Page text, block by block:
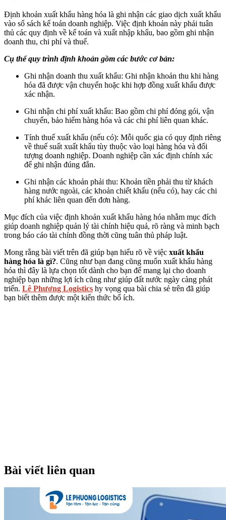
Định khoản xuất khẩu hàng hóa là ghi nhận các giao dịch xuất khẩu
vào sổ sách kế toán doanh nghiệp. Việc định khoản này phải tuân
thủ các quy định về kế toán và xuất nhập khẩu, bao gồm ghi nhận
doanh thu, chi phí và thuế.
Cụ thể quy trình định khoản gồm các bước cơ bản:
Ghi nhận doanh thu xuất khẩu: Ghi nhận khoản thu khi hàng
hóa đã được vận chuyển hoặc khi hợp đồng xuất khẩu được
xác nhận.
Ghi nhận chi phí xuất khẩu: Bao gồm chi phí đóng gói, vận
chuyển, bảo hiểm hàng hóa và các chi phí liên quan khác.
Tính thuế xuất khẩu (nếu có): Mỗi quốc gia có quy định riêng
về thuế suất xuất khẩu tùy thuộc vào loại hàng hóa và đối
tượng doanh nghiệp. Doanh nghiệp cần xác định chính xác
để ghi nhận đúng đắn.
Ghi nhận các khoản phải thu: Khoản tiền phải thu từ khách
hàng nước ngoài, các khoản chiết khấu (nếu có), hay các chi
phí khác liên quan đến đơn hàng.
Mục đích của việc định khoản xuất khẩu hàng hóa nhằm mục đích
giúp doanh nghiệp quản lý tài chính hiệu quả, rõ ràng và minh bạch
trong báo cáo tài chính đồng thời cũng tuân thủ pháp luật.
Mong rằng bài viết trên đã giúp bạn hiểu rõ về việc xuất khẩu
hàng hóa là gì?. Cũng như bạn đang cũng muốn xuất khẩu hàng
hóa thì đây là lựa chọn tốt dành cho bạn để mang lại cho doanh
nghiệp bạn những lợi ích cũng như giúp đất nước ngày càng phát
triển. Lê Phương Logistics hy vọng qua bài chia sẻ trên đã giúp
bạn biết thêm được một kiến thức bổ ích.
Bài viết liên quan